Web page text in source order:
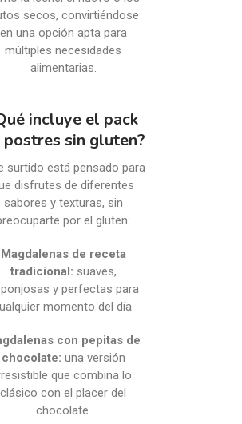
secos, convirtiéndose
en una opción apta para
múltiples necesidades
alimentarias.
incluye el pack
postres sin gluten?
surtido está pensado para
disfrutes de diferentes
sabores y texturas, sin
por el gluten:
Magdalenas de receta
tradicional: suaves,
y perfectas para
momento del día.
con pepitas de
chocolate: una versión
que combina lo
clásico con el placer del
chocolate.